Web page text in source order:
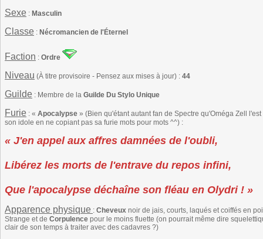
Sexe : Masculin
Classe : Nécromancien de l'Éternel
Faction : Ordre
Niveau (À titre provisoire - Pensez aux mises à jour) : 44
Guilde : Membre de la Guilde Du Stylo Unique
Furie : « Apocalypse » (Bien qu'étant autant fan de Spectre qu'Oméga Zell
son idole en ne copiant pas sa furie mots pour mots ^^) :
« J'en appel aux affres damnées de l'oubli,
Libérez les morts de l'entrave du repos infini,
Que l'apocalypse déchaîne son fléau en Olydri ! »
Apparence physique : Cheveux noir de jais, courts, laqués et coiffés en
Strange et de Corpulence pour le moins fluette (on pourrait même dire
clair de son temps à traiter avec des cadavres ?)